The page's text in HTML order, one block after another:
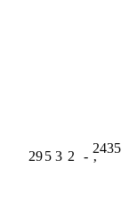
295 3 2 -
2435
ʼ